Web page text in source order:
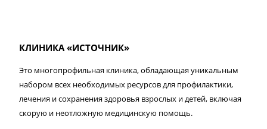
КЛИНИКА «ИСТОЧНИК»
Это многопрофильная клиника, обладающая уникальным
набором всех необходимых ресурсов для профилактики,
лечения и сохранения здоровья взрослых и детей, включая
скорую и неотложную медицинскую помощь.